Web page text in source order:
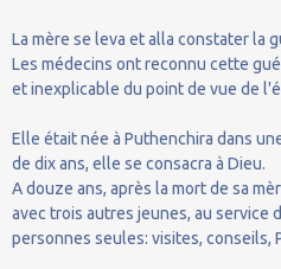
La mère se leva et alla constater la
Les médecins ont reconnu cette
et inexplicable du point de vue de
Elle était née à Puthenchira dans
de dix ans, elle se consacra à Dieu.
A douze ans, après la mort de sa
avec trois autres jeunes, au service
personnes seules: visites, conseils,